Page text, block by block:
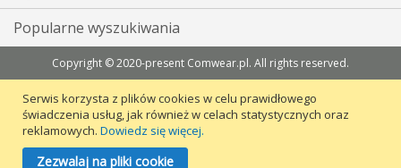
Popularne wyszukiwania
Copyright © 2020-present Comwear.pl. All rights reserved.
Serwis korzysta z plików cookies w celu prawidłowego
świadczenia usług, jak również w celach statystycznych oraz
reklamowych. Dowiedz się więcej.
Zezwalaj na pliki cookie